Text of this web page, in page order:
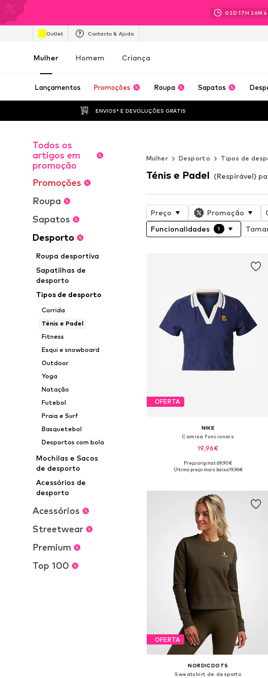
02D 17H 26M
Outlet Contacto & Ajuda
Mulher Homem Criança
Lançamentos Promoções Roupa Sapatos
ENVIOS* E DEVOLUÇÕES GRÁTIS
Todos os
artigos em
promoção
Promoções
Roupa
Sapatos
Desporto
Roupa desportiva
Sapatilhas de
desporto
Tipos de desporto
Corrida
Ténis e Padel
Fitness
Esqui e snowboard
Outdoor
Yoga
Natação
Futebol
Praia e Surf
Basquetebol
Desportos com bola
Mochilas e Sacos
de desporto
Acessórios de
desporto
Acessórios
Streetwear
Premium
Top 100
Mulher
Desporto Tipos de
Ténis e Padel (Respirável)
Preço Promoção
Funcionalidades
1
OFERTA
NIKE
Camisa funcionais
19,96€
Tamanhos disponíveis: XS, S, M, L, XL
Preço original: 69,90€
Último preço mais baixo:19,96€
OFERTA
NORDICDOTS
Sweatshirt de desporto